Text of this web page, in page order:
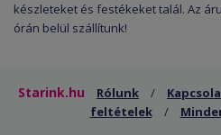
készleteket és festékeket talál. Az
órán belül szállítunk!
Starink.hu Rólunk /
feltételek
/